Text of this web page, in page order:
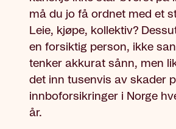
må du jo få ordnet med et
Leie, kjøpe, kollektiv?
en forsiktig person, ikke
tenker akkurat sånn, men
det inn tusenvis av skader
innboforsikringer i Norge
år.